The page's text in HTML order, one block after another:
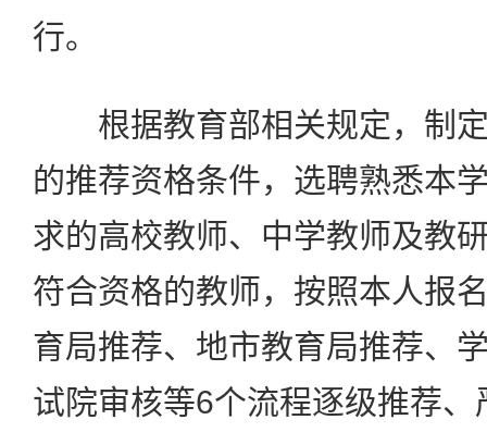
行。
根据教育部相关规定，制定
的推荐资格条件，选聘熟悉本
求的高校教师、中学教师及教
符合资格的教师，按照本人报
育局推荐、地市教育局推荐、
试院审核等6个流程逐级推荐、